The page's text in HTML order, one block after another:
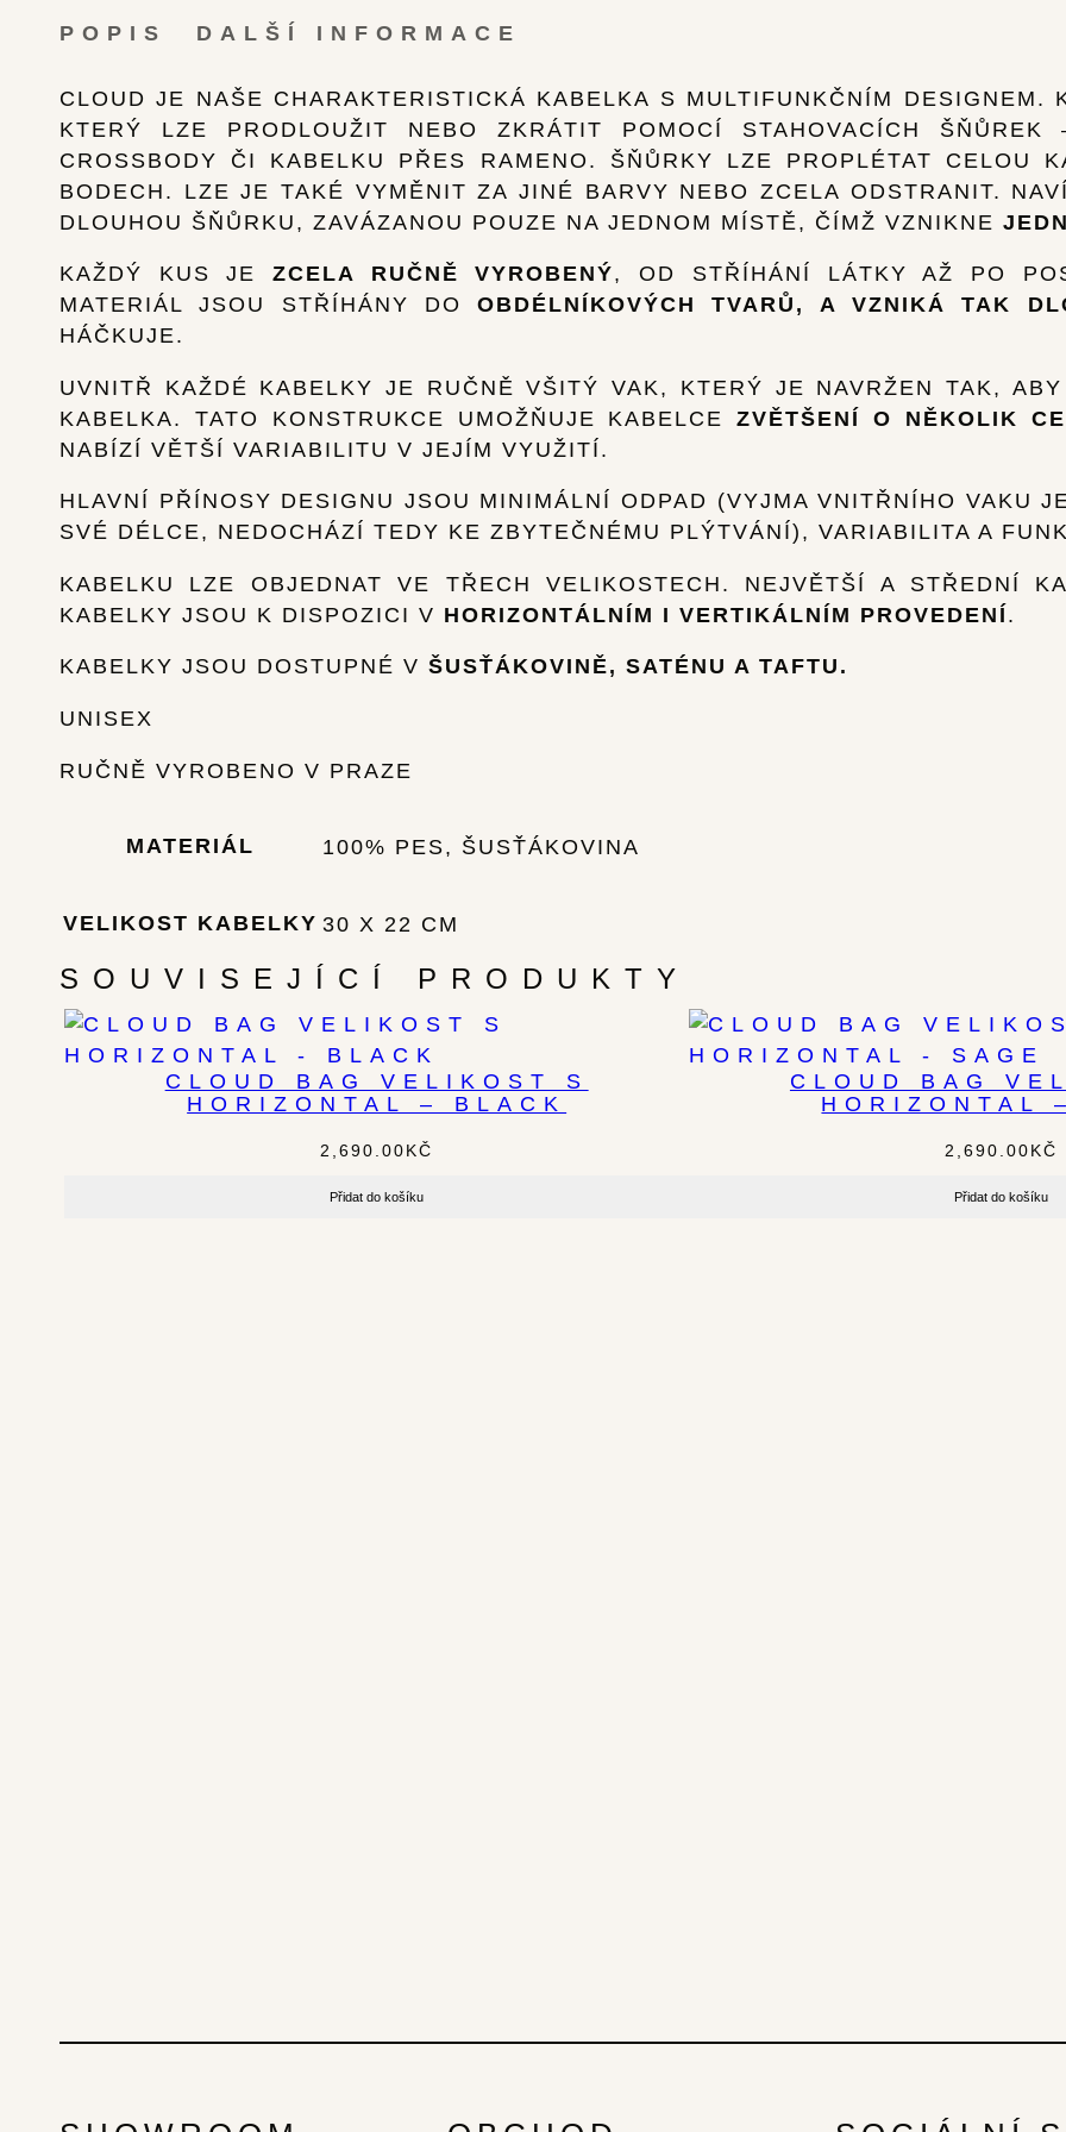
POPIS DALŠÍ INFORMACE
CLOUD JE NAŠE CHARAKTERISTICKÁ KABELKA S MULTIFUNKČNÍM DESIGNEM.
KTERÝ LZE PRODLOUŽIT NEBO ZKRÁTIT POMOCÍ STAHOVACÍCH
CROSSBODY ČI KABELKU PŘES RAMENO. ŠŇŮRKY LZE PROPLÉTAT CELOU
BODECH. LZE JE TAKÉ VYMĚNIT ZA JINÉ BARVY NEBO ZCELA ODSTRANIT.
DLOUHOU ŠŇŮRKU, ZAVÁZANOU POUZE NA JEDNOM MÍSTĚ, ČÍMŽ VZNIKNE
KAŽDÝ KUS JEZCELA RUČNĚ VYROBENÝ, OD STŘÍHÁNÍ LÁTKY AŽ PO
MATERIÁL JSOU STŘÍHÁNY DOOBDÉLNÍKOVÝCH TVARŮ, A VZNIKÁ TAK
HÁČKUJE.
UVNITŘ KAŽDÉ KABELKY JE RUČNĚ VŠITÝ VAK, KTERÝ JE NAVRŽEN TAK,
KABELKA. TATO KONSTRUKCE UMOŽŇUJE KABELCEZVĚTŠENÍ O NĚKOLIK
NABÍZÍ VĚTŠÍ VARIABILITU V JEJÍM VYUŽITÍ.
HLAVNÍ PŘÍNOSY DESIGNU JSOU MINIMÁLNÍ ODPAD (VYJMA VNITŘNÍHO VAKU
SVÉ DÉLCE, NEDOCHÁZÍ TEDY KE ZBYTEČNÉMU PLÝTVÁNÍ), VARIABILITA A
KABELKU LZE OBJEDNAT VE TŘECH VELIKOSTECH. NEJVĚTŠÍ A STŘEDNÍ
KABELKY JSOU K DISPOZICI V HORIZONTÁLNÍM I VERTIKÁLNÍM PROVEDENÍ .
KABELKY JSOU DOSTUPNÉ V ŠUSŤÁKOVINĚ, SATÉNU A TAFTU.
UNISEX
RUČNĚ VYROBENO V PRAZE
MATERIÁL 100% PES, ŠUSŤÁKOVINA
VELIKOST KABELKY 30 X 22 CM
SOUVISEJÍCÍ PRODUKTY
CLOUD BAG VELIKOST S
HORIZONTAL – BLACK
2,690.00KČ
Přidat do košíku
CLOUD BAG
HORIZONTAL
2,690.00KČ
Přidat do košíku